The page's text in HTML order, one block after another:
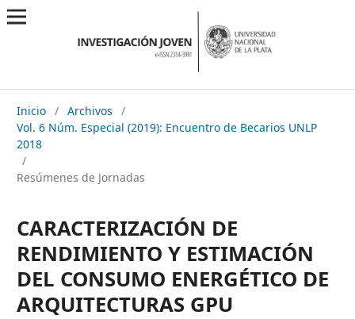
Inicio / Archivos
/
Vol. 6 Núm. Especial (2019): Encuentro de Becarios UNLP
2018
/
Resúmenes de Jornadas
CARACTERIZACIÓN DE
RENDIMIENTO Y ESTIMACIÓN
DEL CONSUMO ENERGÉTICO DE
ARQUITECTURAS GPU